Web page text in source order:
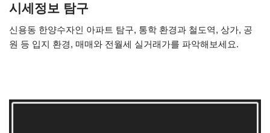
시세정보 탐구
신용동 한양수자인 아파트 탐구, 통학 환경과 철도역, 상가, 공
원 등 입지 환경, 매매와 전월세 실거래가를 파악해보세요.